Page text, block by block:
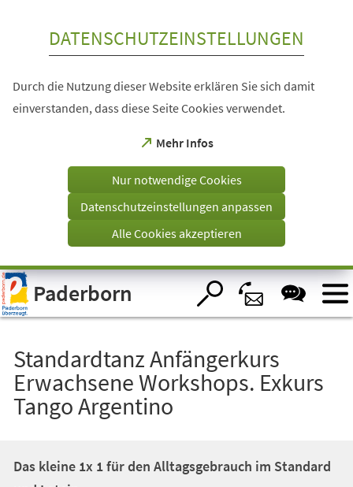
Visuelle
Assistenzsoftware
öffnen.
DATENSCHUTZEINSTELLUNGEN
Durch die Nutzung dieser Website erklären Sie sich damit
einverstanden, dass diese Seite Cookies verwendet.
Mehr Infos
(Öffnet
einem
Tab)
Nur notwendige Cookies
Datenschutzeinstellungen anpassen
Alle Cookies akzeptieren
Paderborn
Standardtanz Anfängerkurs
Erwachsene Workshops. Exkurs
Tango Argentino
Das kleine 1x 1 für den Alltagsgebrauch im Standard